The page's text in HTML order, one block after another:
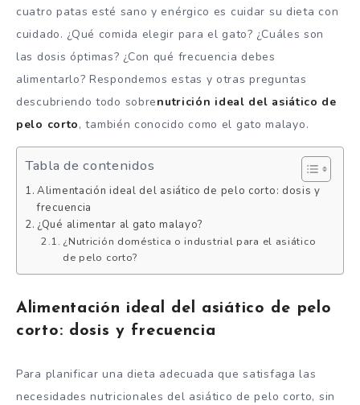
cuatro patas esté sano y enérgico es cuidar su dieta con
cuidado. ¿Qué comida elegir para el gato? ¿Cuáles son
las dosis óptimas? ¿Con qué frecuencia debes
alimentarlo? Respondemos estas y otras preguntas
descubriendo todo sobrenutrición ideal del asiático de
pelo corto, también conocido como el gato malayo.
Tabla de contenidos
Alimentación ideal del asiático de pelo corto: dosis y
frecuencia
¿Qué alimentar al gato malayo?
¿Nutrición doméstica o industrial para el asiático
de pelo corto?
Alimentación ideal del asiático de pelo
corto: dosis y frecuencia
Para planificar una dieta adecuada que satisfaga las
necesidades nutricionales del asiático de pelo corto, sin